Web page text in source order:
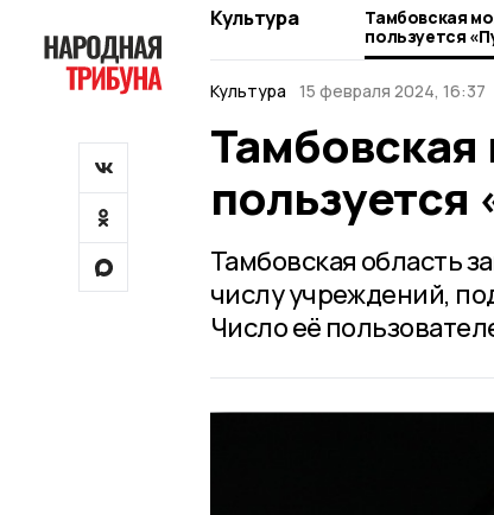
Культура
Тамбовская
пользуется
Культура
15 февраля 2024, 16:37
пользуется
Тамбовская область
числу учреждений,
Число её